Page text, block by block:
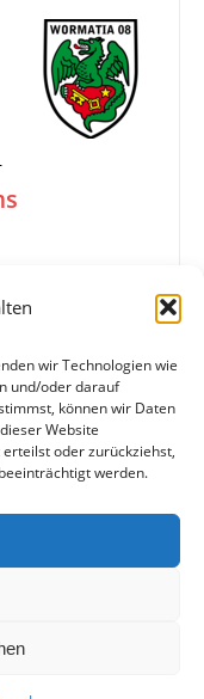
wir Technologien wie
und/oder darauf
können wir Daten
Website
oder zurückziehst,
werden.
in Lampertheim